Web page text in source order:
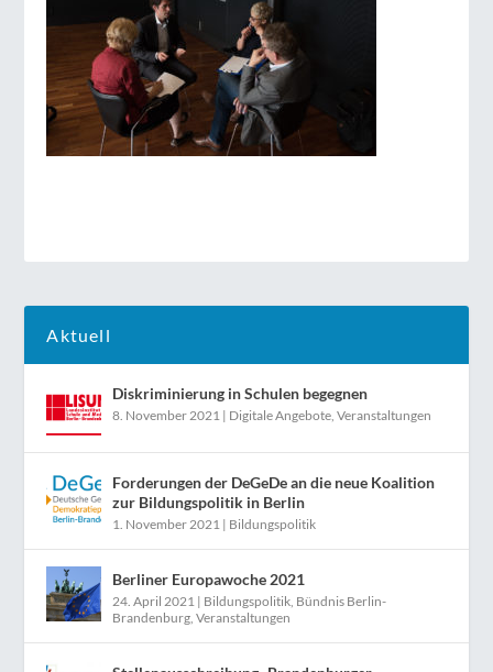
Aktuell
Diskriminierung in Schulen begegnen
8. November 2021 | Digitale Angebote ,Veranstaltungen
Forderungen der DeGeDe an die neue Koalition
zur Bildungspolitik in Berlin
1. November 2021 | Bildungspolitik
Berliner Europawoche 2021
24. April 2021 | Bildungspolitik Bündnis Berlin-
Brandenburg ,Veranstaltungen